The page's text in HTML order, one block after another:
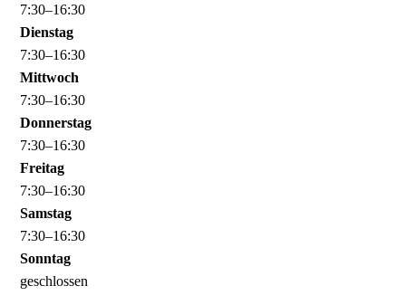
7:30–16:30
Dienstag
7:30–16:30
Mittwoch
7:30–16:30
Donnerstag
7:30–16:30
Freitag
7:30–16:30
Samstag
7:30–16:30
Sonntag
geschlossen